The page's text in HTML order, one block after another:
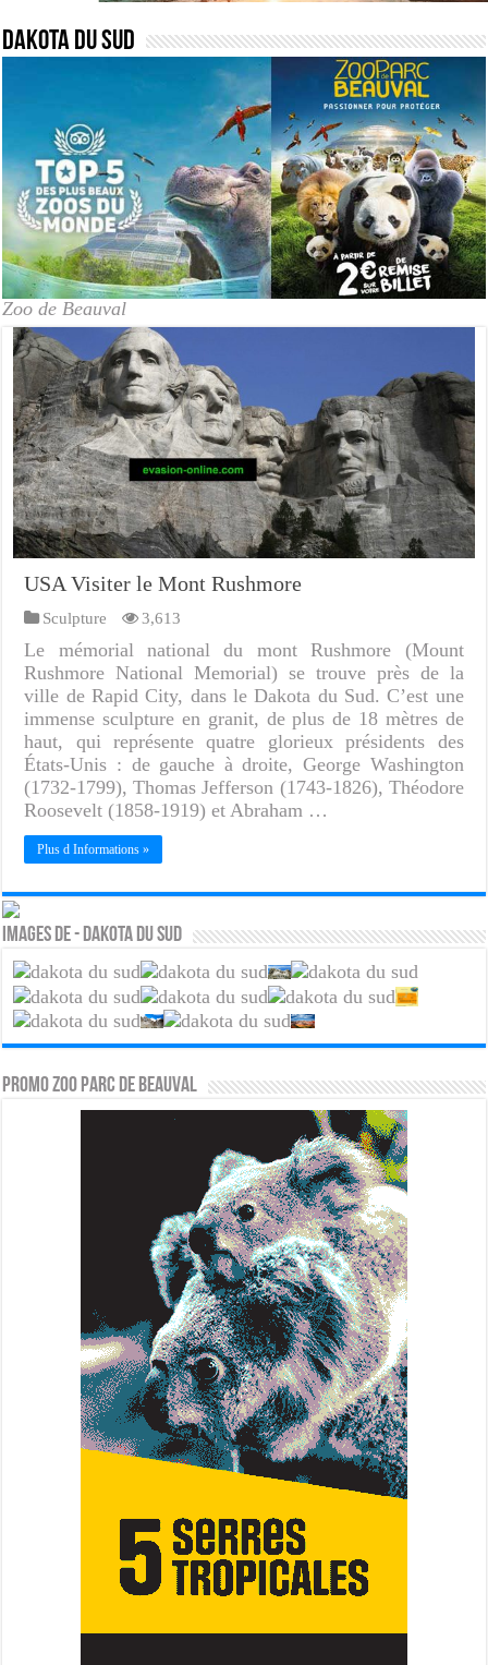
Dakota du sud
Zoo de Beauval
USA Visiter le Mont Rushmore
Sculpture 3,613
Le mémorial national du mont Rushmore (Mount
Rushmore National Memorial) se trouve près de la
ville de Rapid City, dans le Dakota du Sud. C’est une
immense sculpture en granit, de plus de 18 mètres de
haut, qui représente quatre glorieux présidents des
États-Unis : de gauche à droite, George Washington
(1732-1799), Thomas Jefferson (1743-1826), Théodore
Roosevelt (1858-1919) et Abraham …
Plus d Informations »
Images de - Dakota du sud
PROMO ZOO PARC DE BEAUVAL